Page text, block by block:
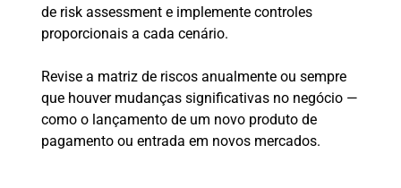
de risk assessment e implemente controles
proporcionais a cada cenário.
Revise a matriz de riscos anualmente ou sempre
que houver mudanças significativas no negócio —
como o lançamento de um novo produto de
pagamento ou entrada em novos mercados.